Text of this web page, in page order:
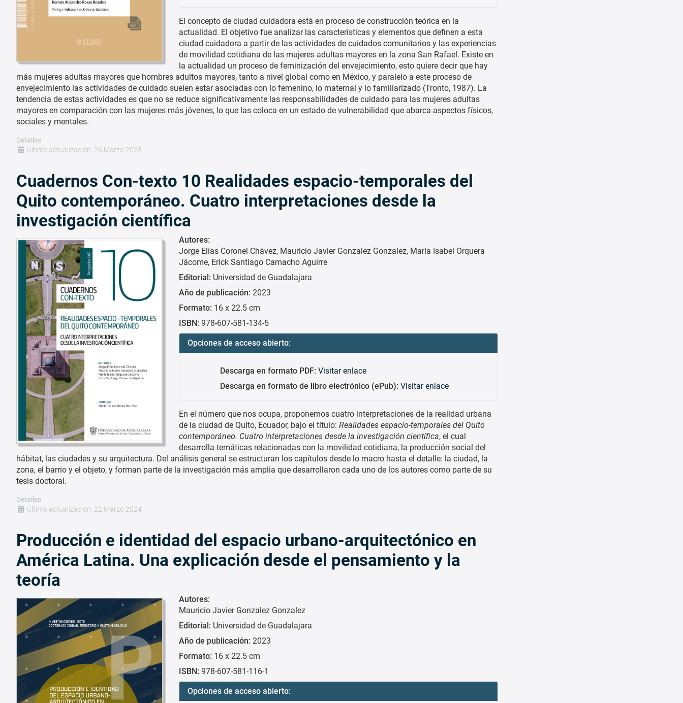
El concepto de ciudad cuidadora está en proceso de construcción teórica en la
actualidad. El objetivo fue analizar las características y elementos que definen a esta
ciudad cuidadora a partir de las actividades de cuidados comunitarios y las experiencias
de movilidad cotidiana de las mujeres adultas mayores en la zona San Rafael. Existe en
la actualidad un proceso de feminización del envejecimiento, esto quiere decir que hay
más mujeres adultas mayores que hombres adultos mayores, tanto a nivel global como en México, y paralelo a este proceso de
envejecimiento las actividades de cuidado suelen estar asociadas con lo femenino, lo maternal y lo familiarizado (Tronto, 1987). La
tendencia de estas actividades es que no se reduce significativamente las responsabilidades de cuidado para las mujeres adultas
mayores en comparación con las mujeres más jóvenes, lo que las coloca en un estado de vulnerabilidad que abarca aspectos físicos,
sociales y mentales.
Detalles
Última actualización: 26 Marzo 2025
Cuadernos Con-texto 10 Realidades espacio-temporales del
Quito contemporáneo. Cuatro interpretaciones desde la
investigación científica
Autores:
Jorge Elías Coronel Chávez Mauricio Javier Gonzalez Gonzalez María Isabel Orquera
Jácome Erick Santiago Camacho Aguirre
Editorial: Universidad de Guadalajara
Año de publicación: 2023
Formato: 16 x 22.5 cm
ISBN: 978-607-581-134-5
Opciones de acceso abierto:
Descarga en formato PDF: Visitar enlace
Descarga en formato de libro electrónico (ePub): Visitar enlace
En el número que nos ocupa, proponemos cuatro interpretaciones de la realidad urbana
de la ciudad de Quito, Ecuador, bajo el título: Realidades espacio-temporales del Quito
contemporáneo. Cuatro interpretaciones desde la investigación científica, el cual
desarrolla temáticas relacionadas con la movilidad cotidiana, la producción social del
hábitat, las ciudades y su arquitectura. Del análisis general se estructuran los capítulos desde lo macro hasta el detalle: la ciudad, la
zona, el barrio y el objeto, y forman parte de la investigación más amplia que desarrollaron cada uno de los autores como parte de su
tesis doctoral.
Detalles
Última actualización: 22 Marzo 2024
Producción e identidad del espacio urbano-arquitectónico en
América Latina. Una explicación desde el pensamiento y la
teoría
Autores:
Mauricio Javier Gonzalez Gonzalez
Editorial: Universidad de Guadalajara
Año de publicación: 2023
Formato: 16 x 22.5 cm
ISBN: 978-607-581-116-1
Opciones de acceso abierto: